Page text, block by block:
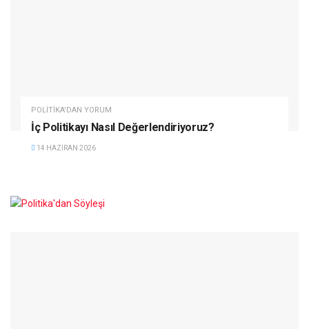
POLITIKA'DAN YORUM
İç Politikayı Nasıl Değerlendiriyoruz?
14 HAZIRAN 2026